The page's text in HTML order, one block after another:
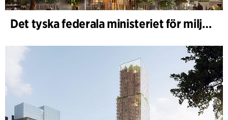
Det tyska federala ministeriet för miljö - BMUKN